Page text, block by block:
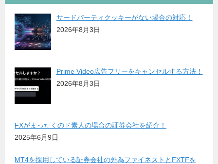
サードパーティクッキーがない場合の対応！
2026年8月3日
Prime Video広告フリーをキャンセルする方法！
2026年8月3日
FXがまったくのド素人の場合の証券会社を紹介！
2025年6月9日
MT4を採用している証券会社の外為ファイネストとFXTFを